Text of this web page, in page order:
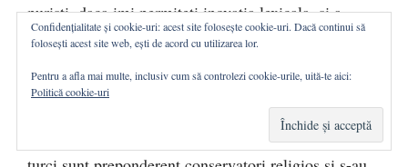
puristi, daca imi permiteti inovatia lexicala, si a
semnat ulterior si un armistitiu, care a dus la cea mai
intreaga istorie moderna a Turciei. E de remarcat si
ca majoritatea kurzilor au votat AKP si multi dintre
ei voteaza inca si azi cu AKP din cauza ca si kurzii
Confidențialitate și cookie-uri: acest site folosește cookie-uri. Dacă continui să
folosești acest site web, ești de acord cu utilizarea lor.
Pentru a afla mai multe, inclusiv cum să controlezi cookie-urile, uită-te aici:
Politică cookie-uri